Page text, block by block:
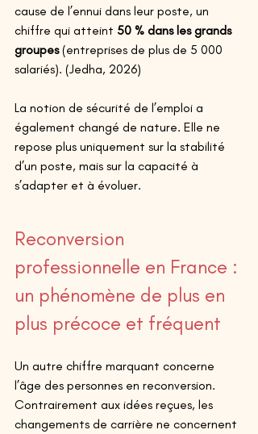
cause de l’ennui dans leur poste, un
chiffre qui atteint 50 % dans les grands
groupes (entreprises de plus de 5 000
salariés). (Jedha, 2026)
La notion de sécurité de l’emploi a
également changé de nature. Elle ne
repose plus uniquement sur la stabilité
d’un poste, mais sur la capacité à
s’adapter et à évoluer.
Reconversion
professionnelle en France :
un phénomène de plus en
plus précoce et fréquent
Un autre chiffre marquant concerne
l’âge des personnes en reconversion.
Contrairement aux idées reçues, les
changements de carrière ne concernent